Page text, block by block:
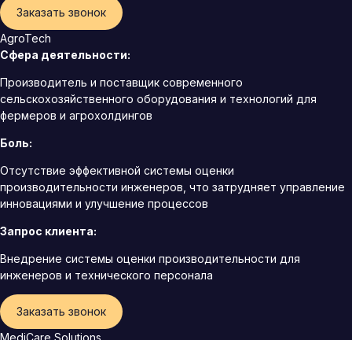
Заказать звонок
AgroTech
Сфера деятельности:
Производитель и поставщик современного
сельскохозяйственного оборудования и технологий для
фермеров и агрохолдингов
Боль:
Отсутствие эффективной системы оценки
производительности инженеров, что затрудняет управление
инновациями и улучшение процессов
Запрос клиента:
Внедрение системы оценки производительности для
инженеров и технического персонала
Заказать звонок